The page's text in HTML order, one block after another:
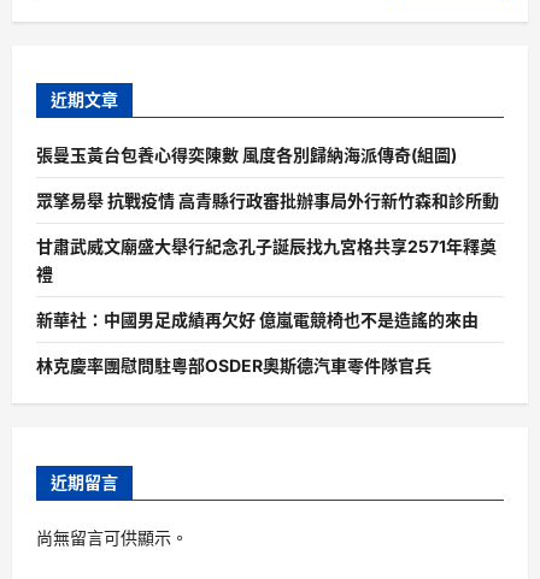
近期文章
張曼玉黃台包養心得奕陳數 風度各別歸納海派傳奇(組圖)
眾擎易舉 抗戰疫情 高青縣行政審批辦事局外行新竹森和診所動
甘肅武威文廟盛大舉行紀念孔子誕辰找九宮格共享2571年釋奠
禮
新華社：中國男足成績再欠好 億嵐電競椅也不是造謠的來由
林克慶率團慰問駐粵部OSDER奧斯德汽車零件隊官兵
近期留言
尚無留言可供顯示。